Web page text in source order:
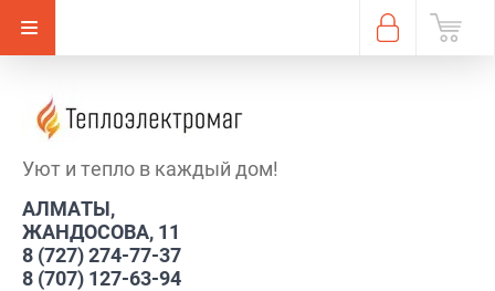
Уют и тепло в каждый дом!
АЛМАТЫ,
ЖАНДОСОВА, 11
8 (727) 274-77-37
8 (707) 127-63-94